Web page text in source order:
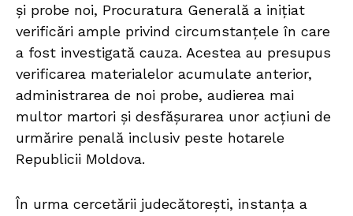
și probe noi, Procuratura Generală a inițiat
verificări ample privind circumstanțele în care
a fost investigată cauza. Acestea au presupus
verificarea materialelor acumulate anterior,
administrarea de noi probe, audierea mai
multor martori și desfășurarea unor acțiuni de
urmărire penală inclusiv peste hotarele
Republicii Moldova.
În urma cercetării judecătorești, instanța a